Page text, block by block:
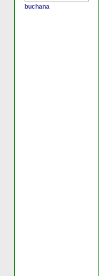
buchana